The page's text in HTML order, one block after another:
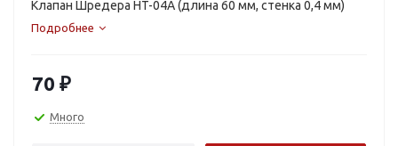
Клапан Шредера HT-04А (длина 60 мм, стенка 0,4 мм)
Подробнее
70 ₽
Много